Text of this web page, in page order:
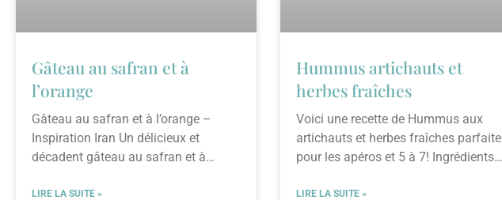
Gâteau au safran et à
l’orange
Gâteau au safran et à l’orange –
Inspiration Iran Un délicieux et
décadent gâteau au safran et à
LIRE LA SUITE »
Hummus artichauts et
herbes fraîches
Voici une recette de Hummus aux
artichauts et herbes fraîches parfaite
pour les apéros et 5 à 7! Ingrédients
LIRE LA SUITE »